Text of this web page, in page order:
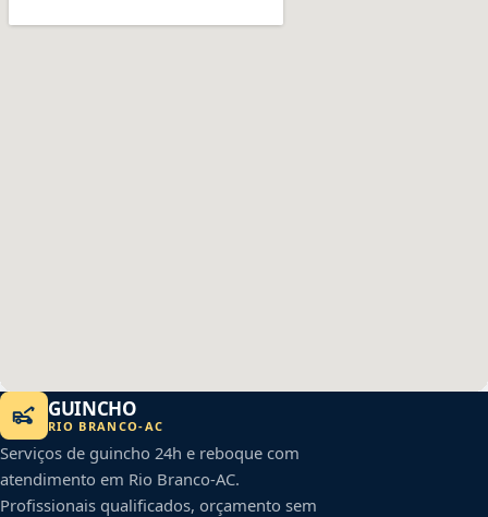
GUINCHO
RIO BRANCO-AC
Serviços de guincho 24h e reboque com
atendimento em Rio Branco-AC.
Profissionais qualificados, orçamento sem